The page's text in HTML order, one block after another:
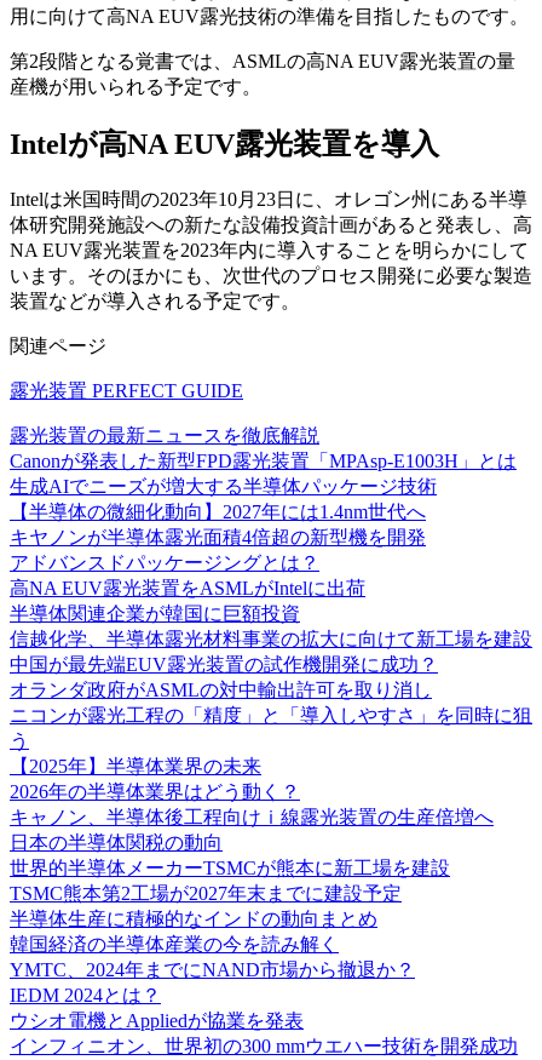
用に向けて高NA EUV露光技術の準備を目指したものです。
第2段階となる覚書では、ASMLの高NA EUV露光装置の量
産機が用いられる予定です。
Intelが高NA EUV露光装置を導入
Intelは米国時間の2023年10月23日に、オレゴン州にある半導
体研究開発施設への新たな設備投資計画があると発表し、高
NA EUV露光装置を2023年内に導入することを明らかにして
います。そのほかにも、次世代のプロセス開発に必要な製造
装置などが導入される予定です。
関連ページ
露光装置 PERFECT GUIDE
露光装置の最新ニュースを徹底解説
Canonが発表した新型FPD露光装置「MPAsp-E1003H」とは
生成AIでニーズが増大する半導体パッケージ技術
【半導体の微細化動向】2027年には1.4nm世代へ
キヤノンが半導体露光面積4倍超の新型機を開発
アドバンスドパッケージングとは？
高NA EUV露光装置をASMLがIntelに出荷
半導体関連企業が韓国に巨額投資
信越化学、半導体露光材料事業の拡大に向けて新工場を建設
中国が最先端EUV露光装置の試作機開発に成功？
オランダ政府がASMLの対中輸出許可を取り消し
ニコンが露光工程の「精度」と「導入しやすさ」を同時に狙
う
【2025年】半導体業界の未来
2026年の半導体業界はどう動く？
キャノン、半導体後工程向けｉ線露光装置の生産倍増へ
日本の半導体関税の動向
世界的半導体メーカーTSMCが熊本に新工場を建設
TSMC熊本第2工場が2027年末までに建設予定
半導体生産に積極的なインドの動向まとめ
韓国経済の半導体産業の今を読み解く
YMTC、2024年までにNAND市場から撤退か？
IEDM 2024とは？
ウシオ電機とAppliedが協業を発表
インフィニオン、世界初の300 mmウエハー技術を開発成功